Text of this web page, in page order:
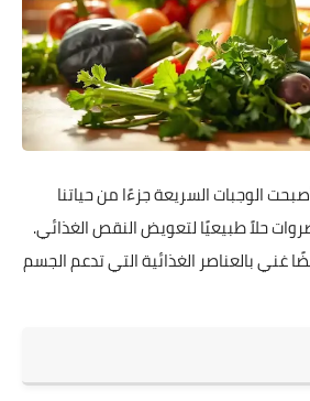
الوجبات السريعة جزءًا من حياتنا
حلاً طبيعيًا لتعويض النقص الغذائي.
غني بالعناصر الغذائية التي تدعم الجسم